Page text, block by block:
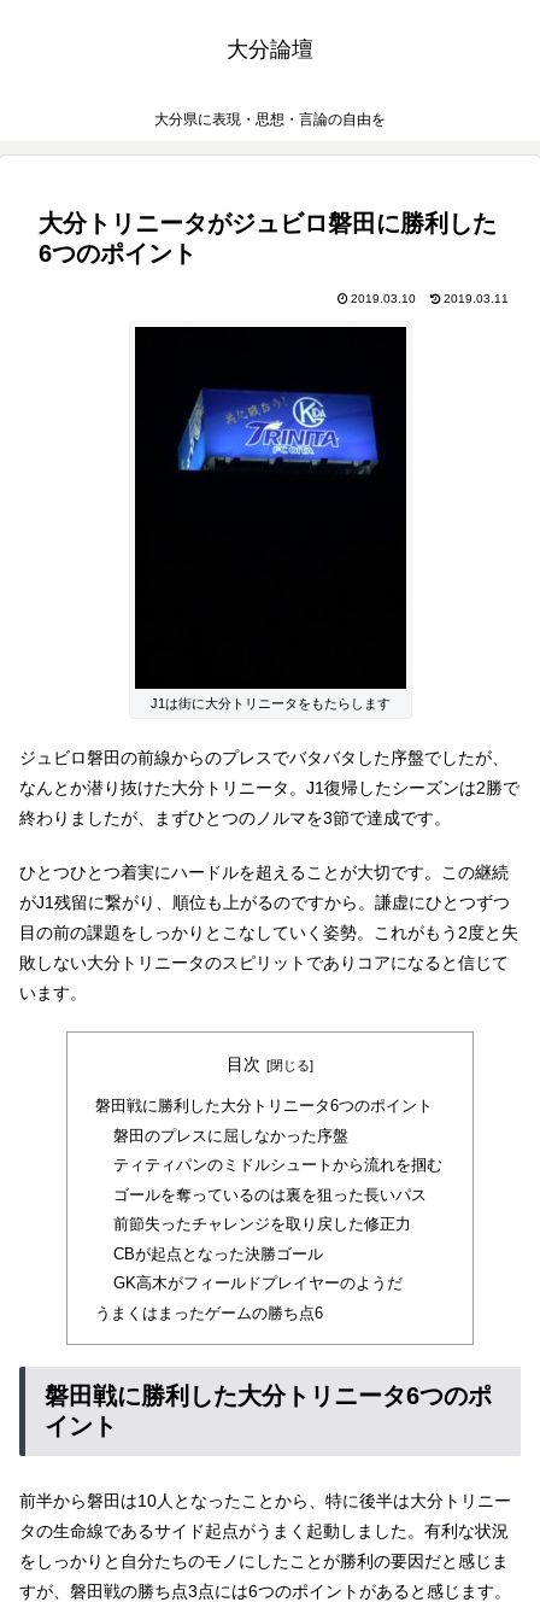
大分論壇
大分県に表現・思想・言論の自由を
大分トリニータがジュビロ磐田に勝利した
6つのポイント
2019.03.10 2019.03.11
J1は街に大分トリニータをもたらします
ジュビロ磐田の前線からのプレスでバタバタした序盤でしたが、
なんとか潜り抜けた大分トリニータ。J1復帰したシーズンは2勝で
終わりましたが、まずひとつのノルマを3節で達成です。
ひとつひとつ着実にハードルを超えることが大切です。この継続
がJ1残留に繋がり、順位も上がるのですから。謙虚にひとつずつ
目の前の課題をしっかりとこなしていく姿勢。これがもう2度と失
敗しない大分トリニータのスピリットでありコアになると信じて
います。
目次
磐田戦に勝利した大分トリニータ6つのポイント
磐田のプレスに屈しなかった序盤
ティティパンのミドルシュートから流れを掴む
ゴールを奪っているのは裏を狙った長いパス
前節失ったチャレンジを取り戻した修正力
CBが起点となった決勝ゴール
GK高木がフィールドプレイヤーのようだ
うまくはまったゲームの勝ち点6
磐田戦に勝利した大分トリニータ6つのポ
イント
前半から磐田は10人となったことから、特に後半は大分トリニー
タの生命線であるサイド起点がうまく起動しました。有利な状況
をしっかりと自分たちのモノにしたことが勝利の要因だと感じま
すが、磐田戦の勝ち点3点には6つのポイントがあると感じます。